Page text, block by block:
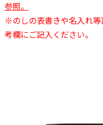
参照。
※のしの表書きや名入れ
考欄にご記入ください。